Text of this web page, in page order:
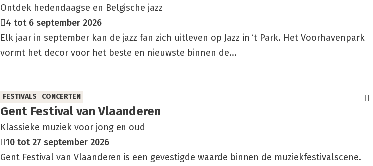
Ontdek hedendaagse en Belgische jazz
4 tot 6 september 2026
Elk jaar in september kan de jazz fan zich uitleven op Jazz in ‘t Park. Het Voorhavenpark
vormt het decor voor het beste en nieuwste binnen de...
Gent Fes­ti­val van Vlaan­de­ren
Klassieke muziek voor jong en oud
FESTIVALS CONCERTEN
10 tot 27 september 2026
Gent Festival van Vlaanderen is een gevestigde waarde binnen de muziekfestivalscene.